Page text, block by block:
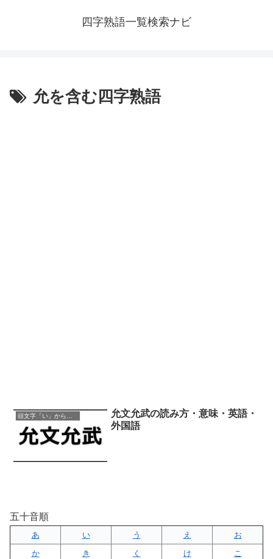
四字熟語一覧検索ナビ
允を含む四字熟語
允文允武の読み方・意味・英語・
外国語
五十音順
あ い う え
お
か
き く け
こ